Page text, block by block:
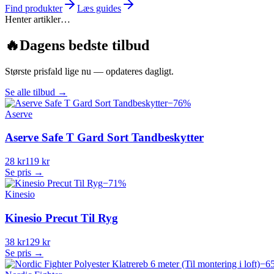
Find produkter
Læs guides
Henter artikler…
🔥Dagens bedste tilbud
Største prisfald lige nu — opdateres dagligt.
Se alle tilbud →
−76%
Aserve
Aserve Safe T Gard Sort Tandbeskytter
28 kr119 kr
Se pris →
−71%
Kinesio
Kinesio Precut Til Ryg
38 kr129 kr
Se pris →
−